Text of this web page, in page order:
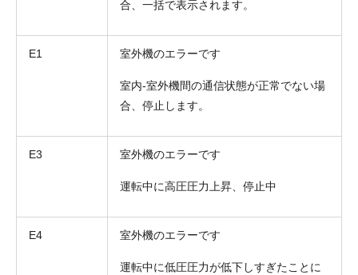
合、一括で表示されます。
E1 室外機のエラーです
室内-室外機間の通信状態が正常でない場
合、停止します。
E3 室外機のエラーです
運転中に高圧圧力上昇、停止中
E4 室外機のエラーです
運転中に低圧圧力が低下しすぎたことに